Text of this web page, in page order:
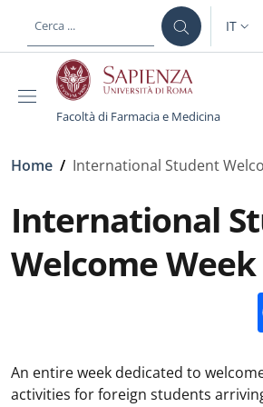
al contenuto principale
IT
Facoltà di Farmacia e Medicina
Briciole di pane
Home / International Student
International
Welcome Week
An entire week dedicated to
activities for foreign students